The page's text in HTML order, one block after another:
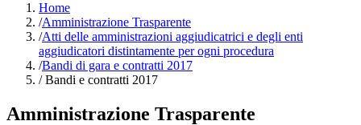
Home
/Amministrazione Trasparente
/Atti delle amministrazioni aggiudicatrici e degli enti
aggiudicatori distintamente per ogni procedura
/Bandi di gara e contratti 2017
/Bandi e contratti 2017
Amministrazione Trasparente